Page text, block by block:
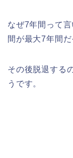
なぜ7年間って
間が最大7年間だ
その後脱退する
うです。